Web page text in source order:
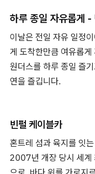
하루 종일 자유롭게
이날은 전일 자유 일정
게 도착한만큼 여유롭
원더스를 하루 종일 즐
연을 즐깁니다.
빈펄 케이블카
혼트레 섬과 육지를 잇
2007년 개장 당시 세계